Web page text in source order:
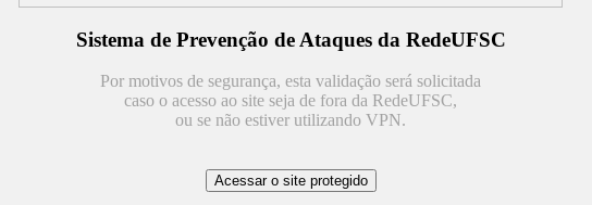
Sistema de Prevenção de Ataques da RedeUFSC
Por motivos de segurança, esta validação será solicitada
caso o acesso ao site seja de fora da RedeUFSC,
ou se não estiver utilizando VPN.